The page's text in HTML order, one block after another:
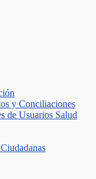
y Conciliaciones
de Usuarios Salud